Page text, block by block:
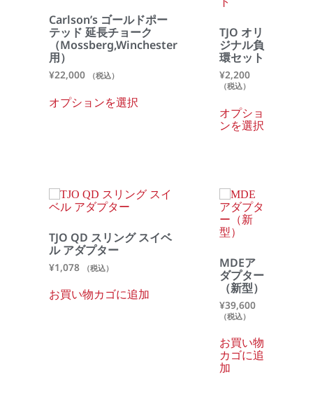
Carlson’s ゴールドポー
テッド 延長チョーク
（Mossberg,Winchester
用）
¥22,000 （税込）
オプションを選択
TJO オリ
ジナル負
環セット
¥2,200
（税込）
オプショ
ンを選択
TJO QD スリング スイベ
ル アダプター
¥1,078 （税込）
お買い物カゴに追加
MDEア
ダプター
（新型）
¥39,600
（税込）
お買い物
カゴに追
加